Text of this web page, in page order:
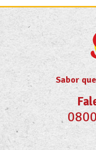
Sabor